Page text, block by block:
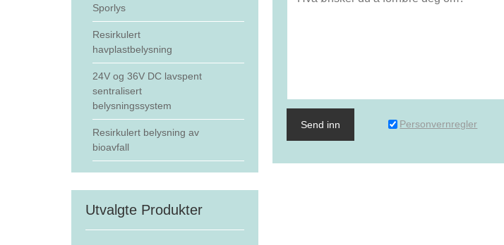
Sporlys
Resirkulert
havplastbelysning
24V og 36V DC lavspent
sentralisert
belysningssystem
Resirkulert belysning av
bioavfall
Utvalgte Produkter
Send inn Personvernregler